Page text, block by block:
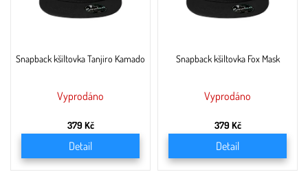
Snapback kšiltovka Tanjiro Kamado
Vyprodáno
379 Kč
Detail
Snapback kšiltovka Fox Mask
Vyprodáno
379 Kč
Detail